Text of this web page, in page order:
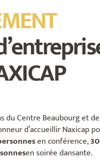
Centre Beaubourg et
d’accueillir Naxicap
en conférence,
en soirée dansante.